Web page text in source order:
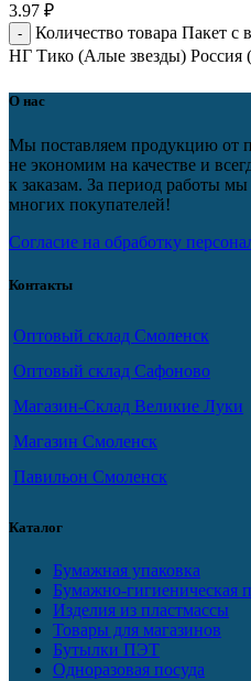
3.97 ₽
Количество товара Пакет
НГ Тико (Алые звезды) Россия
О нас
Мы поставляем продукцию от
не экономим на качестве и
к заказам. За период работы мы
многих покупателей!
Согласие на обработку
Контакты
Оптовый склад Смоленск
Оптовый склад Сафоново
Магазин-Склад Великие Луки
Магазин Смоленск
Павильон Смоленск
Каталог
Бумажная упаковка
Бумажно-гигиеническая
Изделия из пластмассы
Товары для магазинов
Бутылки ПЭТ
Одноразовая посуда